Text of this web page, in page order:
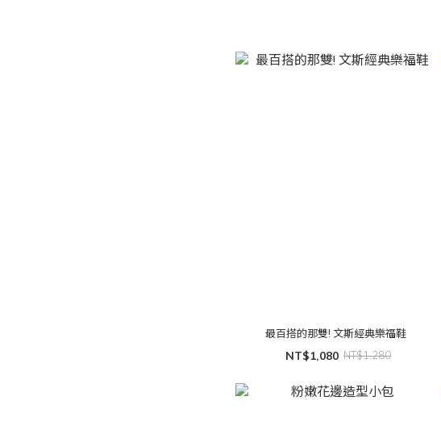
最百搭的那雙! 文斯經典樂福鞋
NT$1,080 NT$1,280